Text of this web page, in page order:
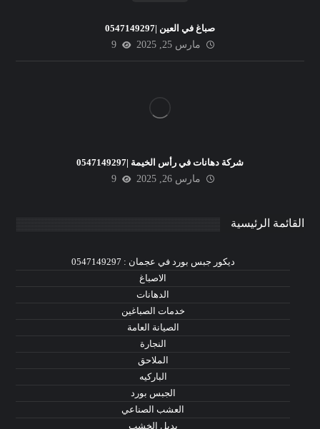
صباغ في العين |0547149297
مارس 25, 2025
9
شركة دهانات في رأس الخيمة |0547149297
مارس 26, 2025
9
القائمة الرئيسية
ديكور جبس بورد في عجمان : 0547149297
الاصباغ
الدهانات
خدمات الصباغين
الصيانة العامة
النجارة
الملاحق
الباركيه
الجبس بورد
العشب الصناعي
بديل الخشب